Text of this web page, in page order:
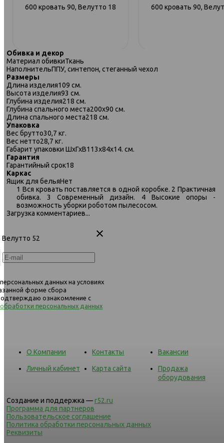
600 кровать 90, Велутто 18 600 кровать 90,
600 кровать 140, Велутто 52
Обивка и декор
Материал обивкиТкань
НаполнительППУ, синтепон, стеганный чехол
Размеры
Длина изделия109 см.
Высота изделия93 см.
Глубина изделия218 см.
Глубина спального места200х90 см.
Длина спального места218 см.
Упаковка
Вес брутто30,7 кг.
Вес нетто28,7 кг.
Габарит упаковки ШхГхВ113х84х14. см.
Гарантия
Гарантийный срок18
Каркас
Ящик для бельяНет
1 Вся кровать поставляется в одной коробке. 2 Практичная
обивка. 3 Современный дизайн. 4 Высокие опоры -
возможность уборки роботом пылесосом.
Загрузка комментариев...
Велутто 52
данных на условиях
форме сбора
ознакомление с
персональных данных
О Компании Контакты Вакансии
Личный кабинет Карта сайта
Продажа
оборудования
Создание и поддержка —r52.ru
Программа для партнеров
Пользовательское соглашение
Политика обработки персональных данных
Реквизиты